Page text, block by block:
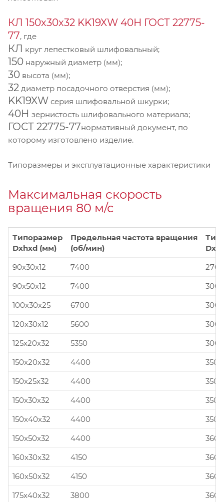
КЛ 150х30х32 KK19XW 40Н ГОСТ 22775-
77, где
КЛ круг лепестковый шлифовальный;
150 наружный диаметр (мм);
30 высота (мм);
32 диаметр посадочного отверстия (мм);
KK19XW серия шлифовальной шкурки;
40Н зернистость шлифовального материала;
ГОСТ 22775-77нормативный документ, по
которому изготовлено изделие.
Типоразмеры и эксплуатационные характеристики
Максимальная скорость
вращения 80 м/с
Типоразмер
Dxhxd (мм)
Предельная частота вращения
(об/мин)
90x30x12
7400
90x50x12
7400
100x30x25
6700
120x30x12
5600
125x20x32
5350
150x20x32
4400
150x25x32
4400
150x30x32
4400
150x40x32
4400
150x50x32
4400
160x30x32
4150
160x50x32
4150
175x40x32
3800